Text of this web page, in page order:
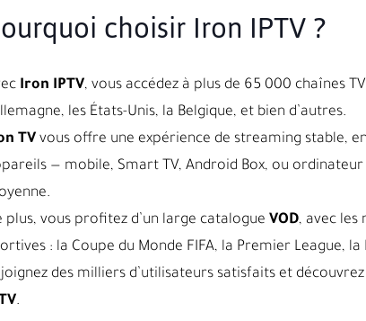
choisir Iron IPTV ?
Iron IPTV, vous accédez à plus de 65 000 chaînes
les États-Unis, la Belgique, et bien d’autres.
TVvous offre une expérience de streaming stable,
— mobile, Smart TV, Android Box, ou
plus, vous profitez d’un large catalogue VOD, avec les
: la Coupe du Monde FIFA, la Premier League, la
des milliers d’utilisateurs satisfaits et
.